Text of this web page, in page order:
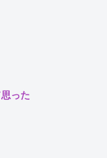
った